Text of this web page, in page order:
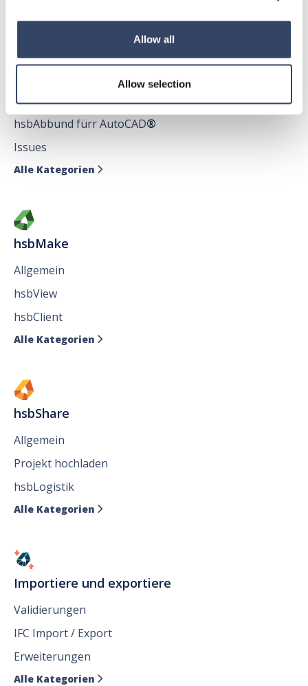
Allow all
Allow selection
Allgemein
hsbAbbund fürr AutoCAD®
Issues
Alle Kategorien 
hsbMake
Allgemein
hsbView
hsbClient
Alle Kategorien 
hsbShare
Allgemein
Projekt hochladen
hsbLogistik
Alle Kategorien 
Importiere und exportiere
Validierungen
IFC Import / Export
Erweiterungen
Alle Kategorien 